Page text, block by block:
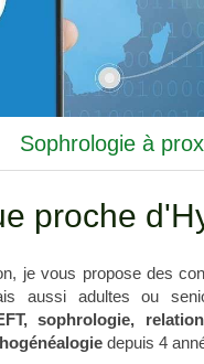
Sophrologie à
proche
je vous propose des
aussi adultes ou
sophrologie,
depuis 4